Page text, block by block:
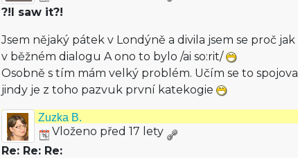
?!I saw it?!
Jsem nějaký pátek v Londýně a divila jsem se proč jak
v běžném dialogu A ono to bylo /ai so:rit/
Osobně s tím mám velký problém. Učím se to
jindy je z toho pazvuk první katekogie
Zuzka B.
Vloženo před 17 lety
Re: Re: Re: